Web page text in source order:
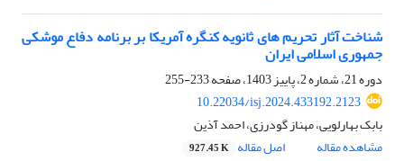
شناخت آثار تحریم های ثانویه کنگره آمریکا بر برنامه دفاع موشکی
جمهوری اسلامی ایران
دوره 21، شماره 2، پاییز 1403، صفحه
233-255
10.22034/isj.2024.433192.2123
بابک بهارلویی، مهناز گودرزی، احمد آذین
مشاهده مقاله
اصل مقاله 927.45 K